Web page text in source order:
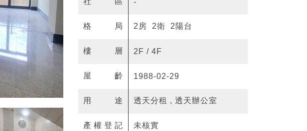
-
格局 2房 2衛 2陽台
樓層 2F / 4F
屋齡 1988-02-29
用途 透天分租 , 透天辦公室
產權登記 未核實